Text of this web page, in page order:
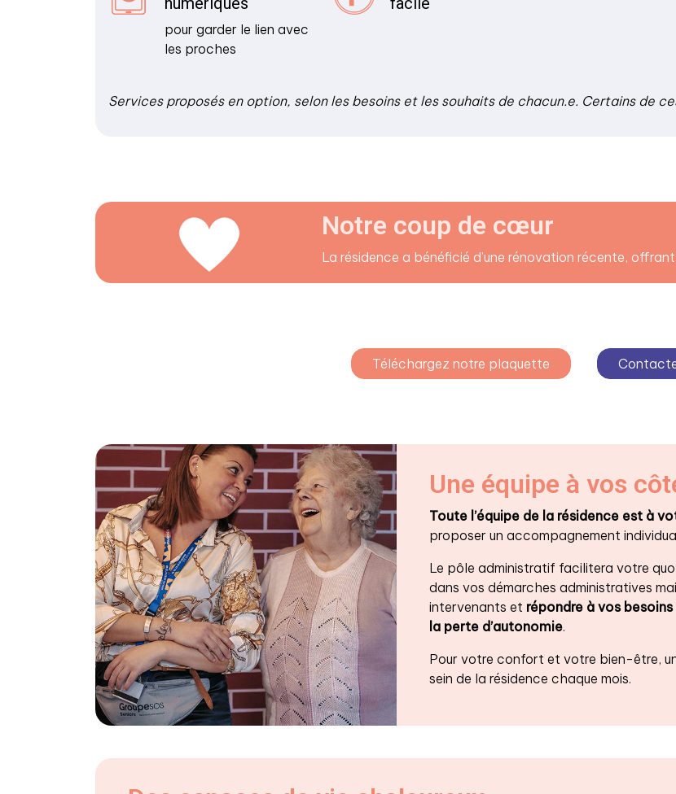
pour garder le lien avec
les proches
Services proposés en option, selon les besoins et les souhaits de chacun.e. Certains de
Notre coup de cœur
La résidence a bénéficié d’une rénovation récente,
Téléchargez notre plaquette
Une équipe à vos
Toute l’équipe de la résidence est à
proposer un accompagnement
Le pôle administratif facilitera votre
dans vos démarches administratives
intervenants et répondre à vos
la perte d’autonomie.
Pour votre confort et votre bien-être,
sein de la résidence chaque mois.